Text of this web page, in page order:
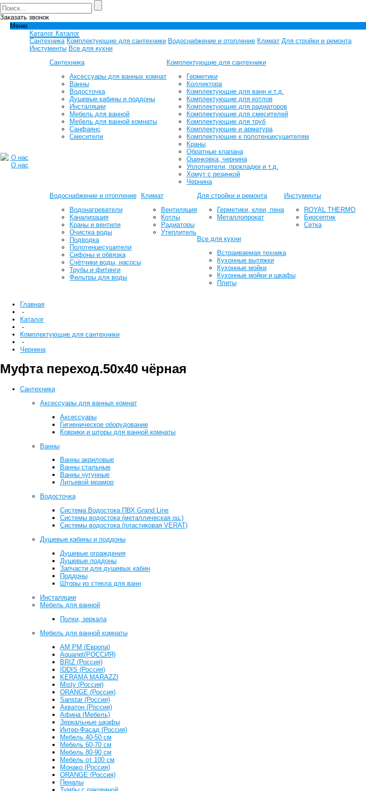
Заказать звонок
Меню
О нас
О нас
Каталог Каталог
Сантехника Комплектующие для сантехники Водоснабжение и отопление Климат Для стройки и ремонта
Инстументы Все для кухни
Сантехника
Аксессуары для ванных комнат
Ванны
Водосточка
Душевые кабины и поддоны
Инсталяции
Мебель для ванной
Мебель для ванной комнаты
Санфаянс
Смесители
Комплектующие для сантехники
Герметики
Коллектора
Комплектующие для ванн и т.д.
Комплектующие для котлов
Комплектующие для радиаторов
Комплектующие для смесителей
Комплектующие для труб
Комплектующие и арматура
Комплектующие к полотенцесушителям
Краны
Обратные клапана
Оцинковка, чернина
Уплотнители, прокладки и т.д.
Хомут с резинкой
Чернина
Водоснабжение и отопление
Водонагреватели
Канализация
Краны и вентили
Очистка воды
Подводка
Полотенцесушители
Сифоны и обвязка
Счётчики воды, насосы
Трубы и фитинги
Фильтры для воды
Климат
Вентиляция
Котлы
Радиаторы
Утеплитель
Для стройки и ремонта
Герметики, клеи, пена
Металлопрокат
Инстументы
ROYAL THERMO
Биосептик
Сетка
Все для кухни
Встраиваемая техника
Кухонные вытяжки
Кухонные мойки
Кухонные мойки и шкафы
Плиты
Главная
-
Каталог
-
Комплектующие для сантехники
-
Чернина
Муфта переход.50х40 чёрная
Сантехника
Аксессуары для ванных комнат
Аксессуары
Гигиеническое оборудование
Коврики и шторы для ванной комнаты
Ванны
Ванны акриловые
Ванны стальные
Ванны чугунные
Литьевой мрамор
Водосточка
Система Водостока ПВХ Grand Line
Системы водостока (металлическая оц.)
Системы водостока (пластиковая VERAT)
Душевые кабины и поддоны
Душевые ограждения
Душевые поддоны
Запчасти для душевых кабин
Поддоны
Шторы из стекла для ванн
Инсталяции
Мебель для ванной
Полки, зеркала
Мебель для ванной комнаты
AM PM (Европа)
Aquanet(РОССИЯ)
BRIZ (Россия)
IDDIS (Россия)
KERAMA MARAZZI
Misty (Россия)
ОRANGE (Россия)
Sanstar (Россия)
Акватон (Россия)
Афина (Мебель)
Зеркальные шкафы
Интер-Фасад (Россия)
Мебель 40-50 см
Мебель 60-70 см
Мебель 80-90 см
Мебель от 100 см
Монако (Россия)
ОRANGE (Россия)
Пеналы